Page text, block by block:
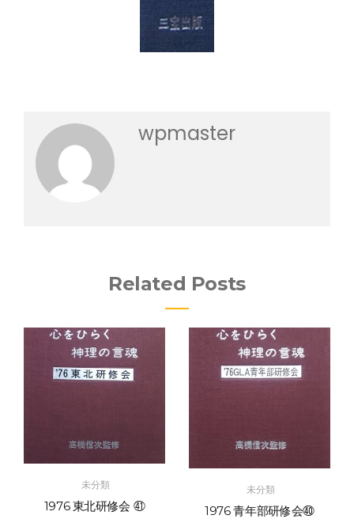
wpmaster
Related Posts
未分類
1976 東北研修会 ㊶
未分類
1976 青年部研修会㊵